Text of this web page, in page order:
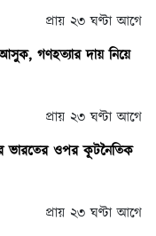
প্রায় ২৩ ঘণ্টা আগে
গণহত্যার দায় নিয়ে
প্রায় ২৩ ঘণ্টা আগে
ভারতের ওপর কূটনৈতিক
প্রায় ২৩ ঘণ্টা আগে